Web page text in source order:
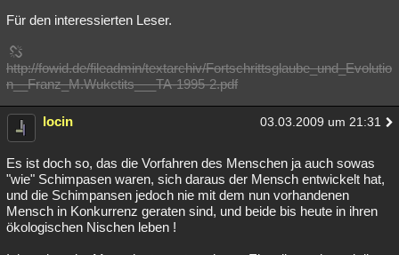
Für den interessierten Leser.
http://fowid.de/fileadmin/textarchiv/Fortschrittsglaube_und_Evolutio
n__Franz_M.Wuketits___TA-1995-2.pdf
locin 03.03.2009 um 21:31
Es ist doch so, das die Vorfahren des Menschen ja auch sowas
"wie" Schimpasen waren, sich daraus der Mensch entwickelt hat,
und die Schimpansen jedoch nie mit dem nun vorhandenen
Mensch in Konkurrenz geraten sind, und beide bis heute in ihren
ökologischen Nischen leben !